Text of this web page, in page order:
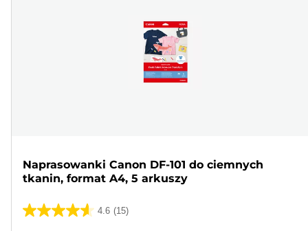
Naprasowanki Canon DF-101 do ciemnych
tkanin, format A4, 5 arkuszy
4.6 (15)
4.6